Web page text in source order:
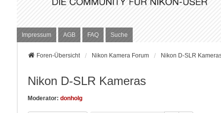
Impressum AGB FAQ Suche
Foren-Übersicht Nikon Kamera Forum Nikon D-SLR
Nikon D-SLR Kameras
Moderator: donholg